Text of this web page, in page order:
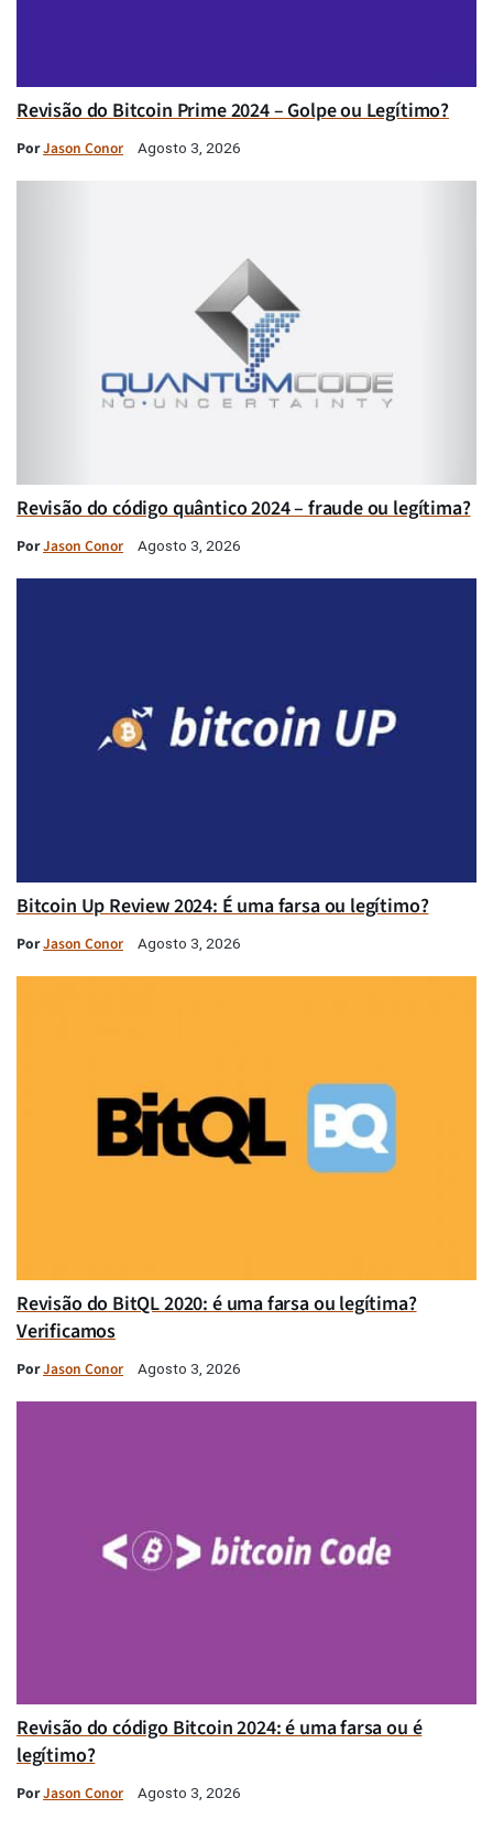
Revisão do Bitcoin Prime 2024 – Golpe ou Legítimo?
PorJason Conor Agosto 3, 2026
Revisão do código quântico 2024 – fraude ou legítima?
PorJason Conor Agosto 3, 2026
Bitcoin Up Review 2024: É uma farsa ou legítimo?
PorJason Conor Agosto 3, 2026
Revisão do BitQL 2020: é uma farsa ou legítima?
Verificamos
PorJason Conor Agosto 3, 2026
Revisão do código Bitcoin 2024: é uma farsa ou é
legítimo?
PorJason Conor Agosto 3, 2026